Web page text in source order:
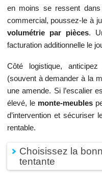
en moins se ressent
commercial, poussez-le à
volumétrie par pièces.
facturation additionnelle le
Côté logistique, anticipez
(souvent à demander à la
une amende. Si l’escalier
élevé, le monte-meubles
d’intervention et sécuriser
rentable.
Choisissez la
tentante